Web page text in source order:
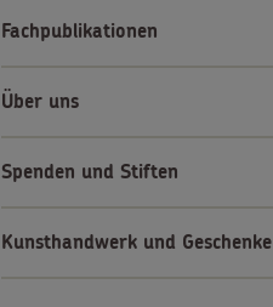
Fachpublikationen
Über uns
Spenden und Stiften
Kunsthandwerk und Geschenke